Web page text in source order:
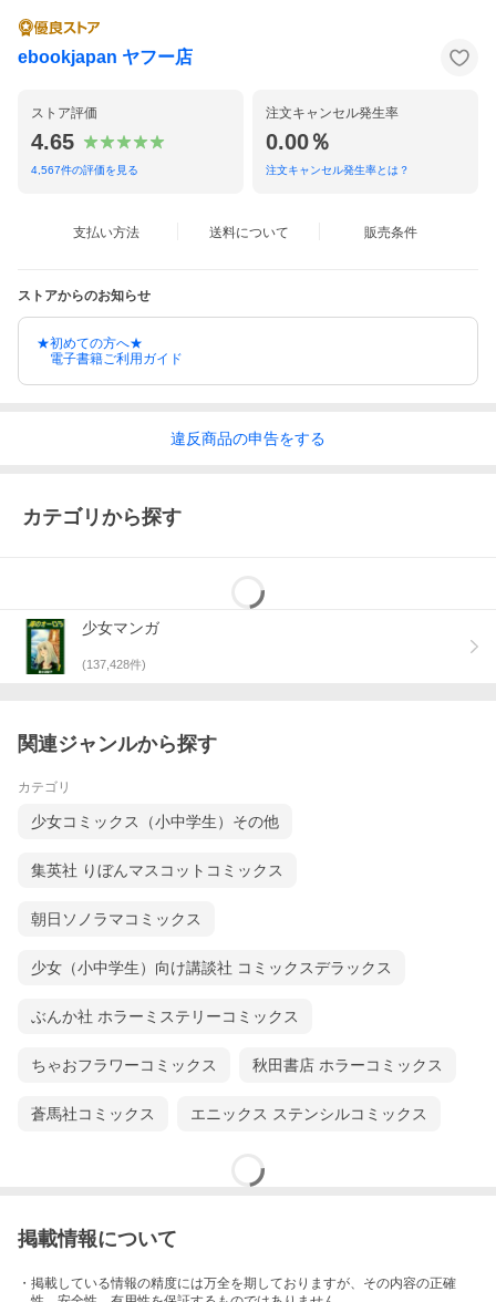
ebookjapan ヤフー店
ストア評価
4.65
4,567件の評価を見る
注文キャンセル発生率
0.00％
注文キャンセル発生率とは？
支払い方法 送料について 販売条件
ストアからのお知らせ
★初めての方へ★
電子書籍ご利用ガイド
違反商品の申告をする
カテゴリから探す
少女マンガ
(137,428件)
関連ジャンルから探す
カテゴリ
少女コミックス（小中学生）その他
集英社 りぼんマスコットコミックス
朝日ソノラマコミックス
少女（小中学生）向け講談社 コミックスデラックス
ぶんか社 ホラーミステリーコミックス
ちゃおフラワーコミックス 秋田書店 ホラーコミックス
蒼馬社コミックス エニックス ステンシルコミックス
掲載情報について
・掲載している情報の精度には万全を期しておりますが、その内容の正確